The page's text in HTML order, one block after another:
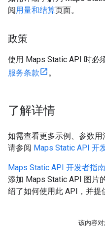
阅用量和结算页面。
政策
使用 Maps Static API 时必
服务条款
。
了解详情
如需查看更多示例、参数用
请参阅 Maps Static API 开
Maps Static API 开发者指南
添加 Maps Static API 图片
绍了如何使用此 API，并提
该内容